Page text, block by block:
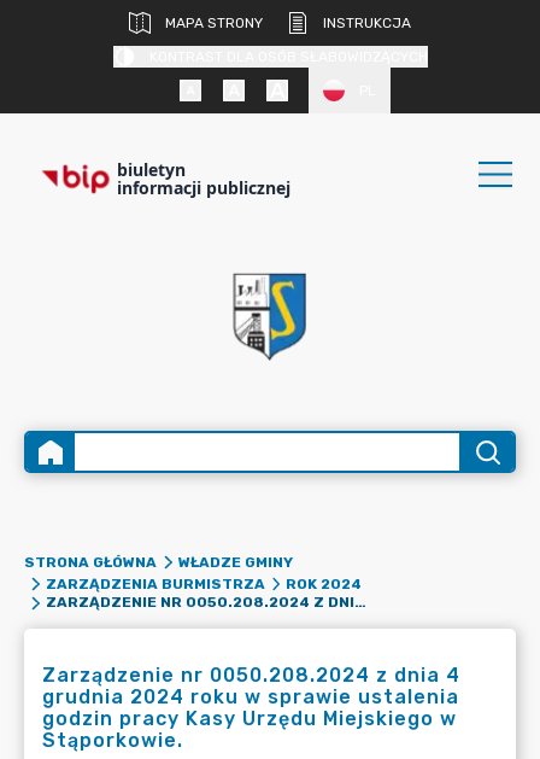
MAPA STRONY
INSTRUKCJA
biuletyn
informacji publicznej
STRONA GŁÓWNA
WŁADZE GMINY
ZARZĄDZENIA BURMISTRZA
ROK 2024
ZARZĄDZENIE NR 0050.208.2024 Z DNIA 4 GRUDNIA 2024 ROKU W SPRAWIE USTALENIA GODZIN PRACY KASY URZĘDU MIEJSKIEGO W STĄPORKOWIE.
Zarządzenie nr 0050.208.2024 z dnia 4
grudnia 2024 roku w sprawie ustalenia
godzin pracy Kasy Urzędu Miejskiego w
Stąporkowie.